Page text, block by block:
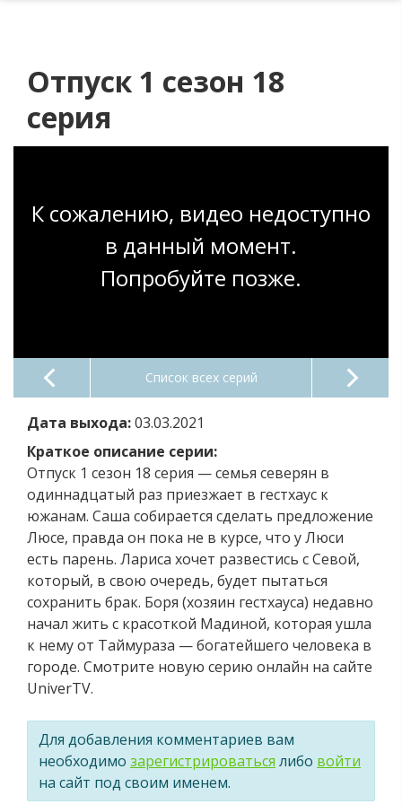
Отпуск 1 сезон 18
серия
К сожалению, видео недоступно
в данный момент.
Попробуйте позже.
Список всех серий
Дата выхода:03.03.2021
Краткое описание серии:
Отпуск 1 сезон 18 серия — семья северян в
одиннадцатый раз приезжает в гестхаус к
южанам. Саша собирается сделать предложение
Люсе, правда он пока не в курсе, что у Люси
есть парень. Лариса хочет развестись с Севой,
который, в свою очередь, будет пытаться
сохранить брак. Боря (хозяин гестхауса) недавно
начал жить с красоткой Мадиной, которая ушла
к нему от Таймураза — богатейшего человека в
городе. Смотрите новую серию онлайн на сайте
UniverTV.
Для добавления комментариев вам
необходимо зарегистрироваться либо войти
на сайт под своим именем.